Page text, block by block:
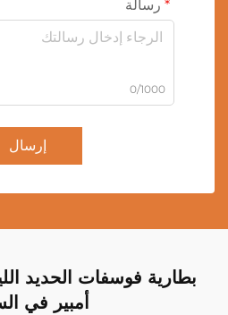
رسالة
0/1000
إرسال
أمبير في